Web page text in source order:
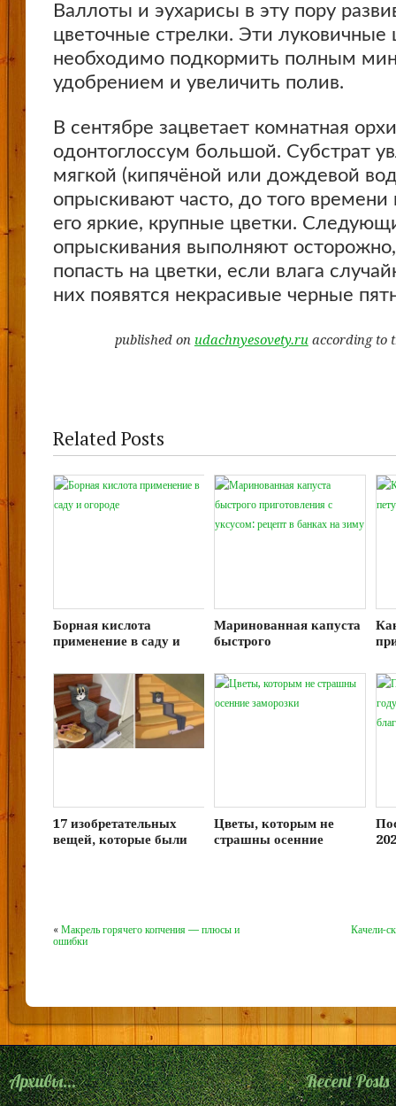
Валлоты и эухарисы в эту пору
цветочные стрелки. Эти луковичные
необходимо подкормить полным
удобрением и увеличить полив.
В сентябре зацветает комнатная
одонтоглоссум большой. Субстрат
мягкой (кипячёной или дождевой
опрыскивают часто, до того времени
его яркие, крупные цветки.
опрыскивания выполняют осторожно,
попасть на цветки, если влага
них появятся некрасивые черные
published on udachnyesovety.ruaccording to
Related Posts
Борная кислота
применение в саду и
Маринованная капуста
быстрого
уксусом: рецепт в
банках на зиму
17 изобретательных
вещей, которые были
Цветы, которым не
страшны осенние
« Макрель горячего копчения — плюсы и
ошибки
Качели-
Архивы... Recent Posts